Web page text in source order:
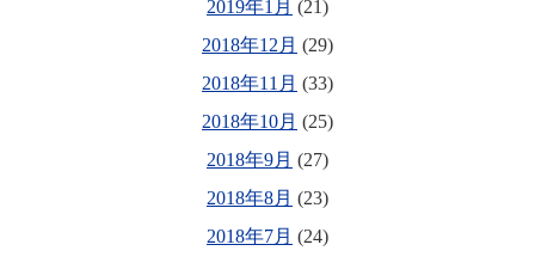
2019年1月 (21)
2018年12月 (29)
2018年11月 (33)
2018年10月 (25)
2018年9月 (27)
2018年8月 (23)
2018年7月 (24)